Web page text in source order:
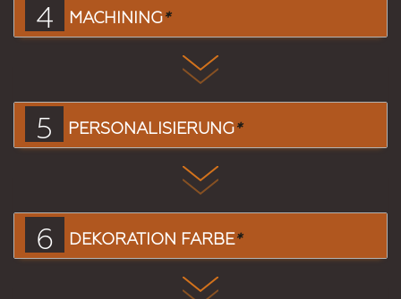
4 MACHINING*
5 PERSONALISIERUNG*
6 DEKORATION FARBE*